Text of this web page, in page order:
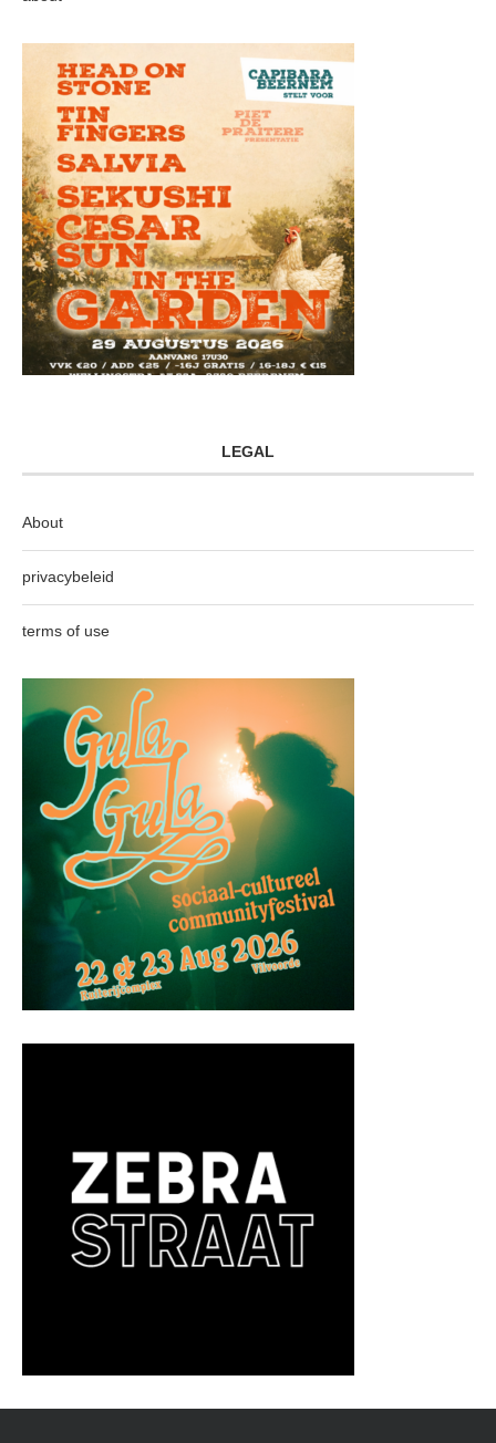
LEGAL
About
privacybeleid
terms of use